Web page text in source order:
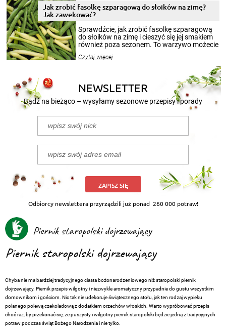
pełni poczuć atmosferę cieplejszych
miesięcy. Przygotowanie słoików ze
smakowitą zawartością musi obejmować
patenty, które pozwolą zachować świeżość
przetworów.
Jak zrobić fasolkę szparagową do słoików na zimę?
Jak zawekować?
Sprawdźcie, jak zrobić fasolkę szparagową
do słoików na zimę i cieszyć się jej smakiem
również poza sezonem. To warzywo możecie
nasze propozycje!
Czytaj więcej
NEWSLETTER
Bądź na bieżąco – wysyłamy sezonowe przepisy i porady
ZAPISZ SIĘ
Odbiorcy newslettera przyrządzili już ponad 260 000 potraw!
Piernik staropolski dojrzewający
Piernik staropolski dojrzewający
Chyba nie ma bardziej tradycyjnego ciasta bożonarodzeniowego niż staropolski piernik
dojrzewający. Piernik przepis wilgotny i niezwykle aromatyczny przypadnie do gustu wszystkim
domownikom i gościom. Nic tak nie udekoruje świątecznego stołu, jak ten rodzaj wypieku
polanego polewą czekoladową z dodatkiem orzechów włoskich. Warto wypróbować przepis
choć raz, by przekonać się, że puszysty i wilgotny piernik staropolski będzie jedną z tradycyjnych
potraw podczas świąt Bożego Narodzenia i nie tylko.